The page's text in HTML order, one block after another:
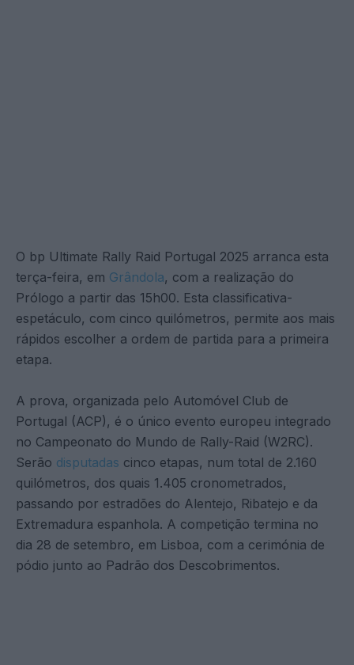
O bp Ultimate Rally Raid Portugal 2025 arranca esta
terça-feira, em Grândola, com a realização do
Prólogo a partir das 15h00. Esta classificativa-
espetáculo, com cinco quilómetros, permite aos mais
rápidos escolher a ordem de partida para a primeira
etapa.
A prova, organizada pelo Automóvel Club de
Portugal (ACP), é o único evento europeu integrado
no Campeonato do Mundo de Rally-Raid (W2RC).
Serão disputadas cinco etapas, num total de 2.160
quilómetros, dos quais 1.405 cronometrados,
passando por estradões do Alentejo, Ribatejo e da
Extremadura espanhola. A competição termina no
dia 28 de setembro, em Lisboa, com a cerimónia de
pódio junto ao Padrão dos Descobrimentos.